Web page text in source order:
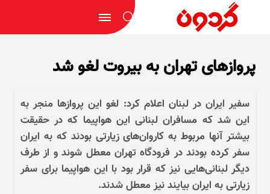
پرواز‌های تهران به بیروت لغو شد
سفیر ایران در لبنان اعلام کرد: لغو این پرواز‌ها منجر به
این شد که مسافران لبنانی این هواپیما که در حقیقت
بیشتر آنها مربوط به کاروان‌های زیارتی بودند که به ایران
سفر کرده بودند در فرودگاه تهران معطل شوند و از طرف
دیگر لبنانی‌هایی نیز که قرار بود با این هواپیما برای سفر
زیارتی به ایران بیایند نیز معطل شدند.